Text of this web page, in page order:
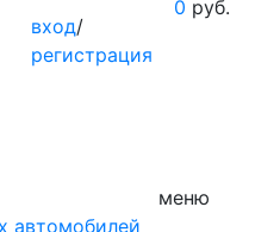
вход/
регистрация
0 руб.
автомобилей
меню